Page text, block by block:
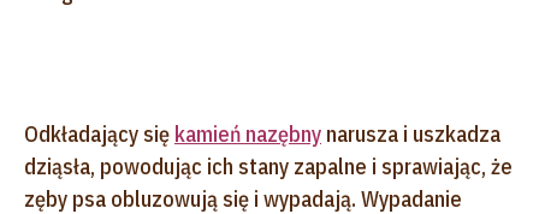
Odkładający się kamień nazębny narusza i uszkadza
dziąsła, powodując ich stany zapalne i sprawiając, że
zęby psa obluzowują się i wypadają. Wypadanie